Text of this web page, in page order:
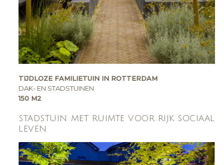
TIJDLOZE FAMILIETUIN IN ROTTERDAM
DAK- EN STADSTUINEN
150 M2
STADSTUIN MET RUIMTE VOOR RIJK SOCIAAL
LEVEN